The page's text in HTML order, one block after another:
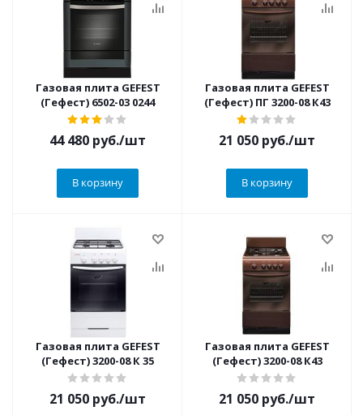
Газовая плита GEFEST
(Гефест) 6502-03 0244
44 480 руб./шт
В корзину
Газовая плита GEFEST
(Гефест) ПГ 3200-08 К43
21 050 руб./шт
В корзину
Газовая плита GEFEST
(Гефест) 3200-08 К 35
21 050 руб./шт
Газовая плита GEFEST
(Гефест) 3200-08 К43
21 050 руб./шт